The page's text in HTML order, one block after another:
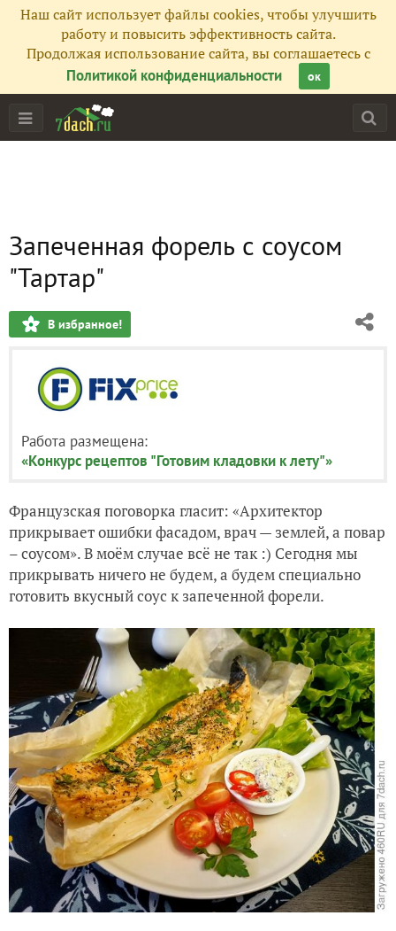
Наш сайт использует файлы cookies, чтобы улучшить
работу и повысить эффективность сайта.
Продолжая использование сайта, вы соглашаетесь с
Политикой конфиденциальности
ок
Запеченная форель с соусом
"Тартар"
В избранное!
Работа размещена:
«Конкурс рецептов "Готовим кладовки к лету"»
Французская поговорка гласит: «Архитектор
прикрывает ошибки фасадом, врач — землей, а повар
– соусом». В моём случае всё не так :) Сегодня мы
прикрывать ничего не будем, а будем специально
готовить вкусный соус к запеченной форели.